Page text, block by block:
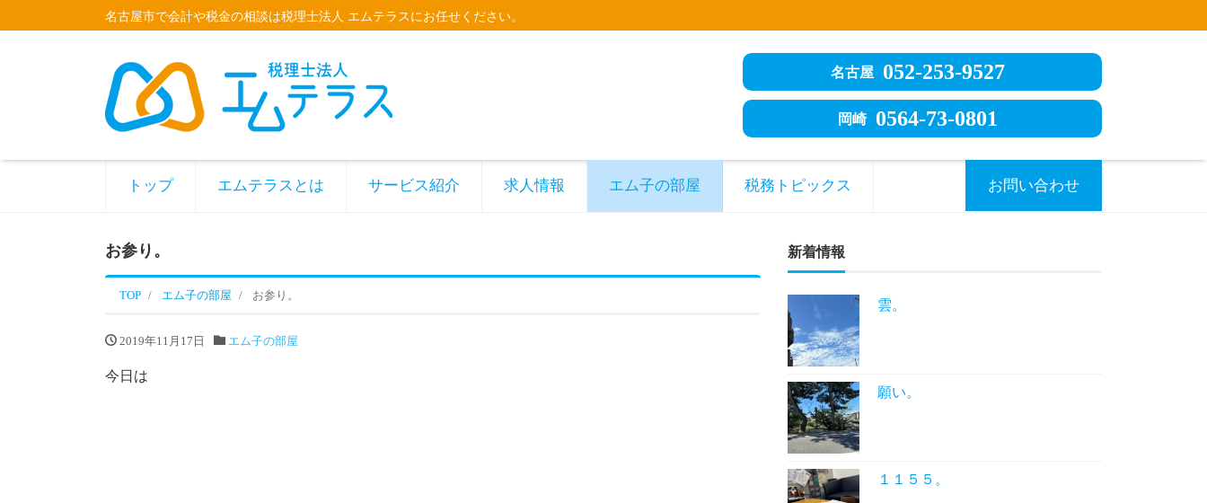
名古屋市で会計や税金の相談は税理士法人 エムテラスにお任せください。
名古屋 052-253-9527
岡崎 0564-73-0801
トップ エムテラスとは サービス紹介 求人情報 エム子の部屋 税務トピックス お問い合わせ
お参り。
TOP エム子の部屋 お参り。
2019年11月17日 エム子の部屋
今日は
新着情報
雲。
願い。
１１５５。